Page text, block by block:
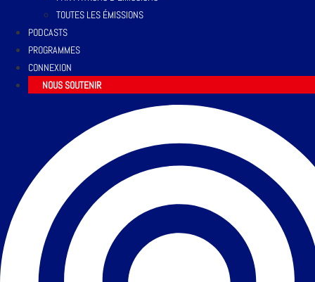
TOUTES LES ÉMISSIONS
PODCASTS
PROGRAMMES
CONNEXION
NOUS SOUTENIR